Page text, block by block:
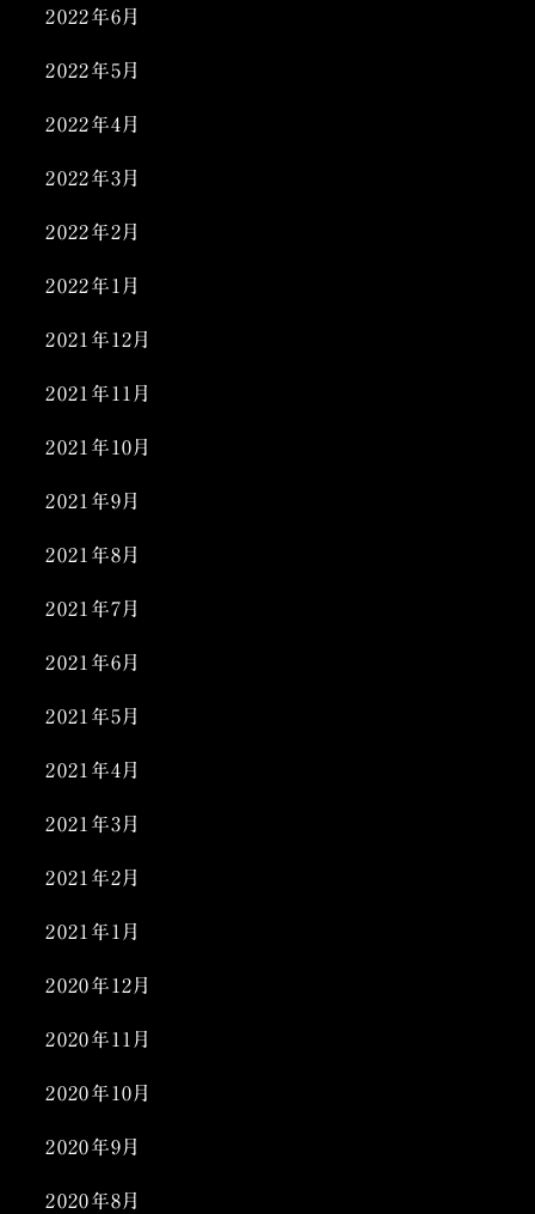
2022年6月
2022年5月
2022年4月
2022年3月
2022年2月
2022年1月
2021年12月
2021年11月
2021年10月
2021年9月
2021年8月
2021年7月
2021年6月
2021年5月
2021年4月
2021年3月
2021年2月
2021年1月
2020年12月
2020年11月
2020年10月
2020年9月
2020年8月